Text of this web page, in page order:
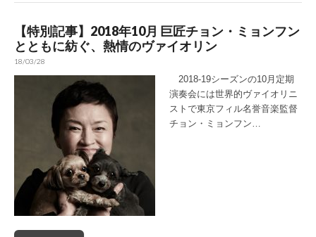
【特別記事】2018年10月 巨匠チョン・ミョンフン
とともに紡ぐ、熱情のヴァイオリン
18/03/28
2018-19シーズンの10月定期
演奏会には世界的ヴァイオリニ
ストで東京フィル名誉音楽監督
チョン・ミョンフン…